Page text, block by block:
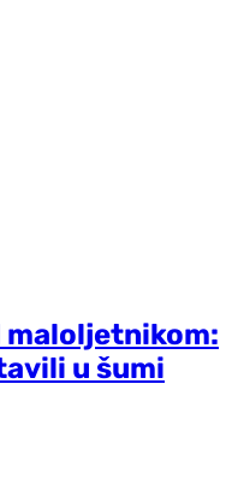
maloljetnikom:
u šumi